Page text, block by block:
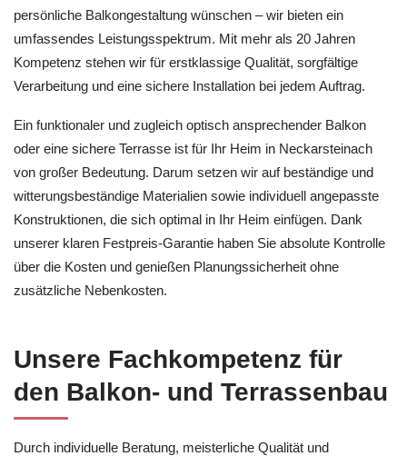
persönliche Balkongestaltung wünschen – wir bieten ein
umfassendes Leistungsspektrum. Mit mehr als 20 Jahren
Kompetenz stehen wir für erstklassige Qualität, sorgfältige
Verarbeitung und eine sichere Installation bei jedem Auftrag.
Ein funktionaler und zugleich optisch ansprechender Balkon
oder eine sichere Terrasse ist für Ihr Heim in Neckarsteinach
von großer Bedeutung. Darum setzen wir auf beständige und
witterungsbeständige Materialien sowie individuell angepasste
Konstruktionen, die sich optimal in Ihr Heim einfügen. Dank
unserer klaren Festpreis-Garantie haben Sie absolute Kontrolle
über die Kosten und genießen Planungssicherheit ohne
zusätzliche Nebenkosten.
Unsere Fachkompetenz für
den Balkon- und Terrassenbau
Durch individuelle Beratung, meisterliche Qualität und